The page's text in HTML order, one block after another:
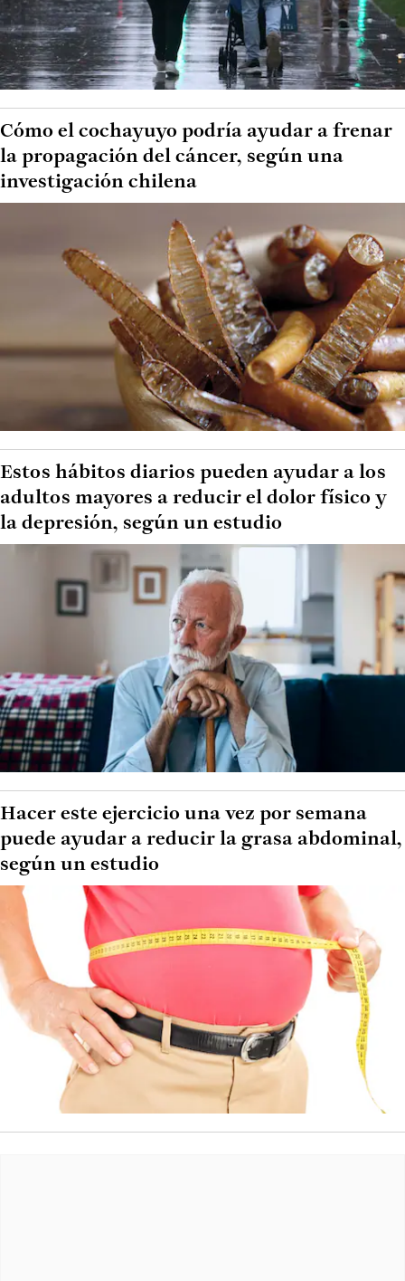
Cómo el cochayuyo podría ayudar a frenar
la propagación del cáncer, según una
investigación chilena
Estos hábitos diarios pueden ayudar a los
adultos mayores a reducir el dolor físico y
la depresión, según un estudio
Hacer este ejercicio una vez por semana
puede ayudar a reducir la grasa abdominal,
según un estudio